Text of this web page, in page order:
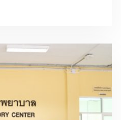
ผู้ศึกษาดูงาน จาก